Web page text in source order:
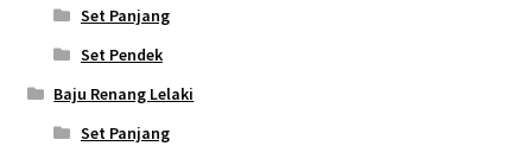
Set Panjang
Set Pendek
Baju Renang Lelaki
Set Panjang